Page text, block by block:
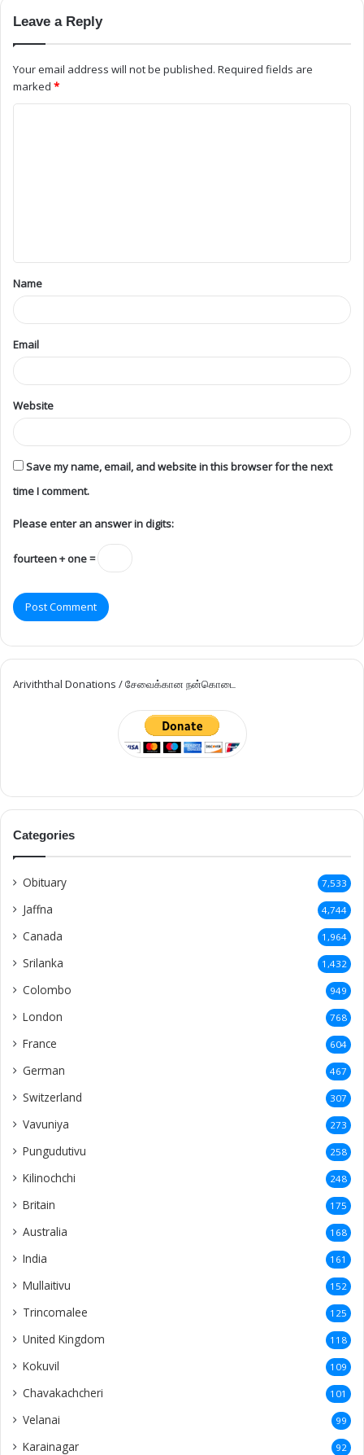
Leave a Reply
Your email address will not be published. Required fields are
marked *
Name
Email
Website
Save my name, email, and website in this browser for the next
time I comment.
Please enter an answer in digits:
fourteen + one =
Ariviththal Donations / சேவைக்கான நன்கொடை
Categories
Obituary 7,533
Jaffna 4,744
Canada 1,964
Srilanka 1,432
Colombo 949
London 768
France 604
German 467
Switzerland 307
Vavuniya 273
Pungudutivu 258
Kilinochchi 248
Britain 175
Australia 168
India 161
Mullaitivu 152
Trincomalee 125
United Kingdom 118
Kokuvil 109
Chavakachcheri 101
Velanai 99
Karainagar 92